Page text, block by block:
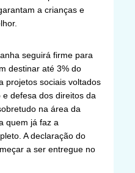
a crianças e
seguirá firme para
destinar até 3% do
projetos sociais voltados
defesa dos direitos da
na área da
quem já faz a
A declaração do
a ser entregue no